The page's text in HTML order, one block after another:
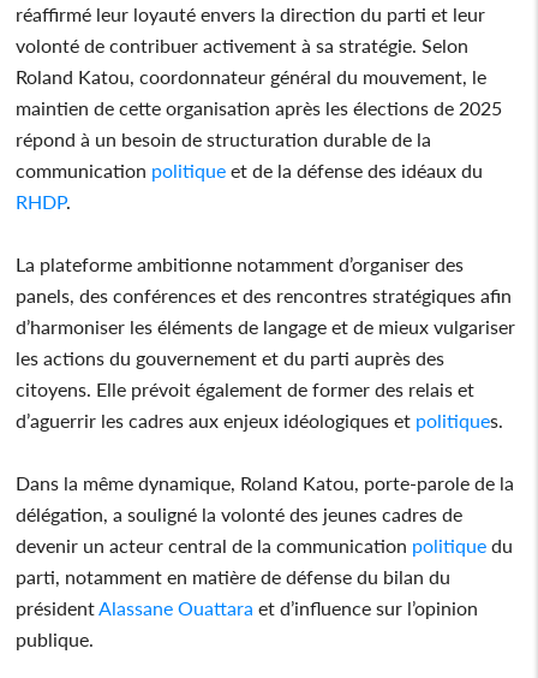
réaffirmé leur loyauté envers la direction du parti et leur
volonté de contribuer activement à sa stratégie. Selon
Roland Katou, coordonnateur général du mouvement, le
maintien de cette organisation après les élections de 2025
répond à un besoin de structuration durable de la
communication politique et de la défense des idéaux du
RHDP.
La plateforme ambitionne notamment d’organiser des
panels, des conférences et des rencontres stratégiques afin
d’harmoniser les éléments de langage et de mieux vulgariser
les actions du gouvernement et du parti auprès des
citoyens. Elle prévoit également de former des relais et
d’aguerrir les cadres aux enjeux idéologiques et politiques.
Dans la même dynamique, Roland Katou, porte-parole de la
délégation, a souligné la volonté des jeunes cadres de
devenir un acteur central de la communication politique du
parti, notamment en matière de défense du bilan du
président Alassane Ouattara et d’influence sur l’opinion
publique.